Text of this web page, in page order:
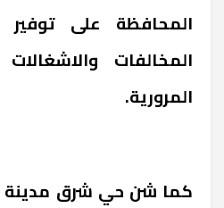
المحافظة على
المخالفات
المرورية.
كما شن حي شرق مدينة